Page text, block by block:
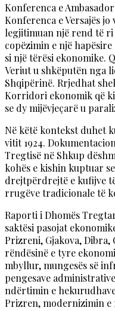
Konferenca e
Konferenca e Versajës
legjitimuan një rend të
copëzimin e një
si një tërësi ekonomike.
Veriut u shkëputën nga
Shqipërinë. Rrjedhat
Korridori ekonomik që
se dy mijëvjeçarë u
Në këtë kontekst duhet
vitit 1924.
Tregtisë në Shkup
kohës e kishin kuptuar
drejtpërdrejtë e kufijve
rrugëve tradicionale të
Raporti i Dhomës
saktësi pasojat
Prizreni, Gjakova,
rëndësinë e tyre
mbyllur, mungesës së
pengesave
ndërtimin e
Prizren, modernizimin